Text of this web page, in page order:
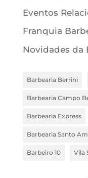
Eventos
Franquia
Novidades da
Barbearia Berrini
Barbearia Campo
Barbearia Express
Barbearia Santo
Barbeiro 10 Vila